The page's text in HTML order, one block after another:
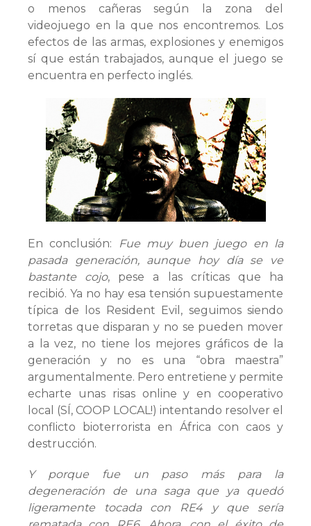
o menos cañeras según la zona del
videojuego en la que nos encontremos. Los
efectos de las armas, explosiones y enemigos
sí que están trabajados, aunque el juego se
encuentra en perfecto inglés.
En conclusión:
Fue muy buen juego en la
pasada generación, aunque hoy día se ve
bastante cojo, pese a las críticas que ha
recibió. Ya no hay esa tensión supuestamente
típica de los Resident Evil, seguimos siendo
torretas que disparan y no se pueden mover
a la vez, no tiene los mejores gráficos de la
generación y no es una “obra maestra”
argumentalmente. Pero entretiene y permite
echarte unas risas online y en cooperativo
local (SÍ, COOP LOCAL!) intentando resolver el
conflicto bioterrorista en África con caos y
destrucción.
Y porque fue un paso más para la
degeneración de una saga que ya quedó
ligeramente tocada con RE4 y que sería